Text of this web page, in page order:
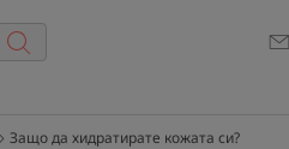
Защо да хидратирате кожата си?